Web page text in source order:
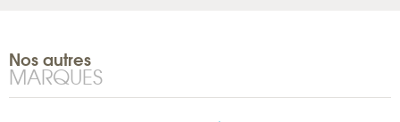
Nos autres
MARQUES